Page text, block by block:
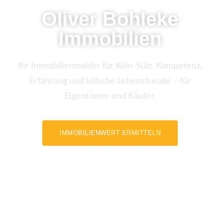
Oliver Bohleke
Immobilien
Ihr Immobilienmakler für Köln-Sülz. Kompetenz,
Erfahrung und kölsche Lebensfreude – für
Eigentümer und Käufer.
IMMOBILIENWERT ERMITTELN